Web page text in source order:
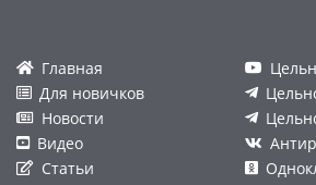
Главная
Для новичков
Новости
Видео
Статьи